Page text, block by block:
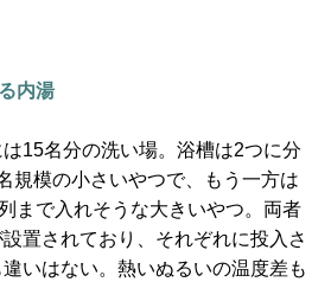
内湯
15名分の洗い場。浴槽は2つに分
規模の小さいやつで、もう一方は
まで入れそうな大きいやつ。両者
置されており、それぞれに投入さ
いはない。熱いぬるいの温度差も